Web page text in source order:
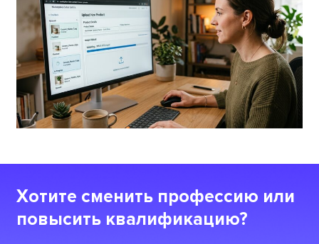
Хотите сменить профессию или
повысить квалификацию?